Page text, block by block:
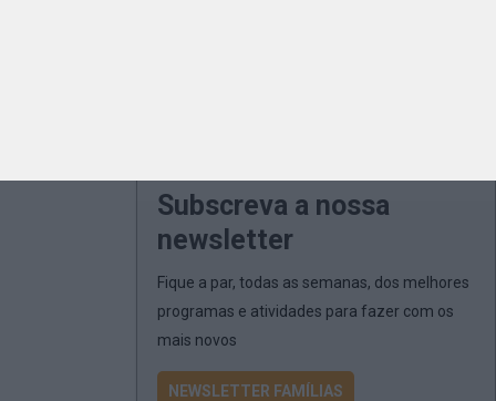
Subscreva a nossa
newsletter
Fique a par, todas as semanas, dos melhores
programas e atividades para fazer com os
mais novos
NEWSLETTER FAMÍLIAS